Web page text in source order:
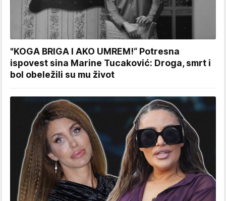
"KOGA BRIGA I AKO UMREM!“ Potresna
ispovest sina Marine Tucaković: Droga, smrt i
bol obeležili su mu život